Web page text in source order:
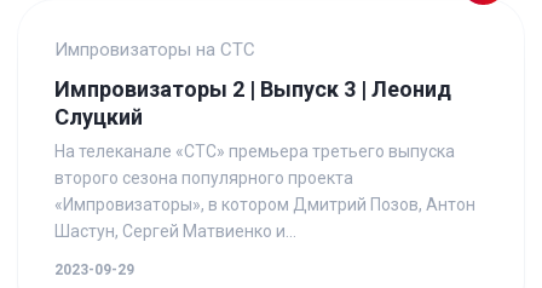
Импровизаторы на СТС
Импровизаторы 2 | Выпуск 3 | Леонид
Слуцкий
На телеканале «СТС» премьера третьего выпуска
второго сезона популярного проекта
«Импровизаторы», в котором Дмитрий Позов, Антон
Шастун, Сергей Матвиенко и...
2023-09-29